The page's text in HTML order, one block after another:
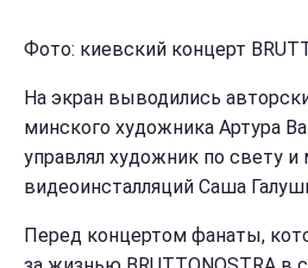
Фото: киевский концерт
На экран выводились
минского художника Артура
управлял художник по свету и
видеоинсталляций Саша
Перед концертом фанаты,